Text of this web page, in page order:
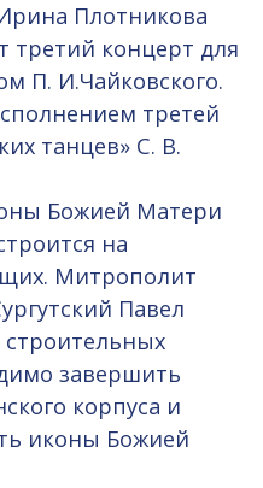
Плотникова
третий концерт для
П. И.Чайковского.
третей
танцев» С. В.
Божией Матери
на
Митрополит
Павел
завершить
корпуса и
иконы Божией